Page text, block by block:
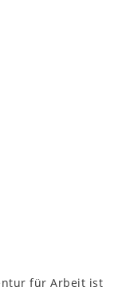
für Arbeit ist